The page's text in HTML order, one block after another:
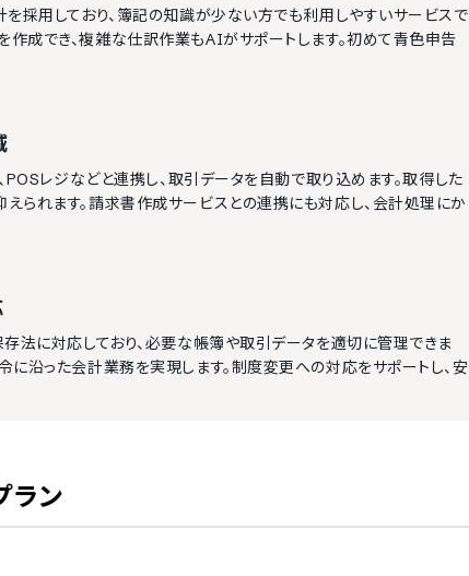
採用しており、簿記の知識が少ない方でも利用しやすいサービスで
成でき、複雑な仕訳作業もAIがサポートします。初めて青色申告
レジなどと連携し、取引データを自動で取り込めます。取得した
られます。請求書作成サービスとの連携にも対応し、会計処理にか
法に対応しており、必要な帳簿や取引データを適切に管理できま
沿った会計業務を実現します。制度変更への対応をサポートし、安
ラン